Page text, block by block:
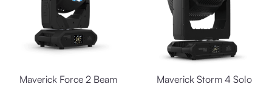
Maverick Force 2 Beam
Maverick Storm 4 Solo